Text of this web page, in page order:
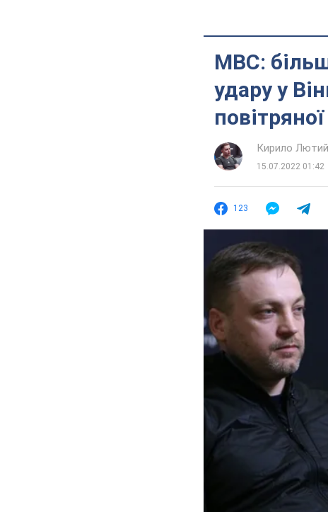
МВС:
удару у
Кирило Лютий
15.07.2022 01:42
123